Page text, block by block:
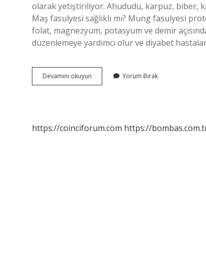
olarak yetiştiriliyor. Ahududu, karpuz, biber,
Maş fasulyesi sağlıklı mı? Mung fasulyesi
folat, magnezyum, potasyum ve demir
düzenlemeye yardımcı olur ve diyabet
Devamını okuyun
Fasulyesi
Yorum Bırak
https://coinciforum.com https://